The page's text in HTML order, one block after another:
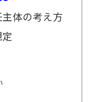
体の考え方